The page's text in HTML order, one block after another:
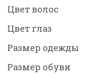
Цвет волос
Цвет глаз
Размер одежды
Размер обуви